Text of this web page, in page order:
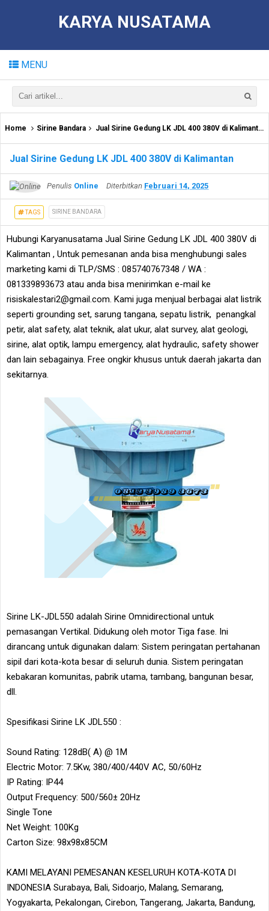
KARYA NUSATAMA
MENU
Home Sirine Bandara Jual Sirine Gedung LK JDL 400 380V di Kalimantan
Jual Sirine Gedung LK JDL 400 380V di Kalimantan
Penulis Online Diterbitkan Februari 14, 2025
TAGS SIRINE BANDARA
Hubungi Karyanusatama Jual Sirine Gedung LK JDL 400 380V di
Kalimantan , Untuk pemesanan anda bisa menghubungi sales
marketing kami di TLP/SMS : 085740767348 / WA :
081339893673 atau anda bisa menirimkan e-mail ke
risiskalestari2@gmail.com. Kami juga menjual berbagai alat listrik
seperti grounding set, sarung tangana, sepatu listrik, penangkal
petir, alat safety, alat teknik, alat ukur, alat survey, alat geologi,
sirine, alat optik, lampu emergency, alat hydraulic, safety shower
dan lain sebagainya. Free ongkir khusus untuk daerah jakarta dan
sekitarnya.
Sirine LK-JDL550 adalah Sirine Omnidirectional untuk
pemasangan Vertikal. Didukung oleh motor Tiga fase. Ini
dirancang untuk digunakan dalam: Sistem peringatan pertahanan
sipil dari kota-kota besar di seluruh dunia. Sistem peringatan
kebakaran komunitas, pabrik utama, tambang, bangunan besar,
dll.
Spesifikasi Sirine LK JDL550 :
Sound Rating: 128dB( A) @ 1M
Electric Motor: 7.5Kw, 380/400/440V AC, 50/60Hz
IP Rating: IP44
Output Frequency: 500/560± 20Hz
Single Tone
Net Weight: 100Kg
Carton Size: 98x98x85CM
KAMI MELAYANI PEMESANAN KESELURUH KOTA-KOTA DI
INDONESIA Surabaya, Bali, Sidoarjo, Malang, Semarang,
Yogyakarta, Pekalongan, Cirebon, Tangerang, Jakarta, Bandung,